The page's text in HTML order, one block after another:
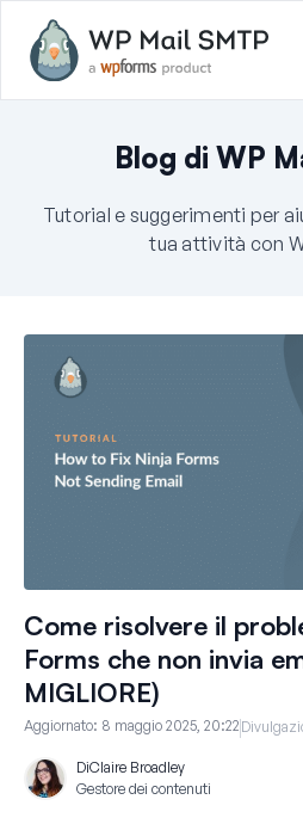
Blog di WP
Tutorial e suggerimenti per
tua attività con
Come risolvere il
Forms che non invia
MIGLIORE)
Aggiornato: 8 maggio 2025, 20:22
DiClaire Broadley
Gestore dei contenuti